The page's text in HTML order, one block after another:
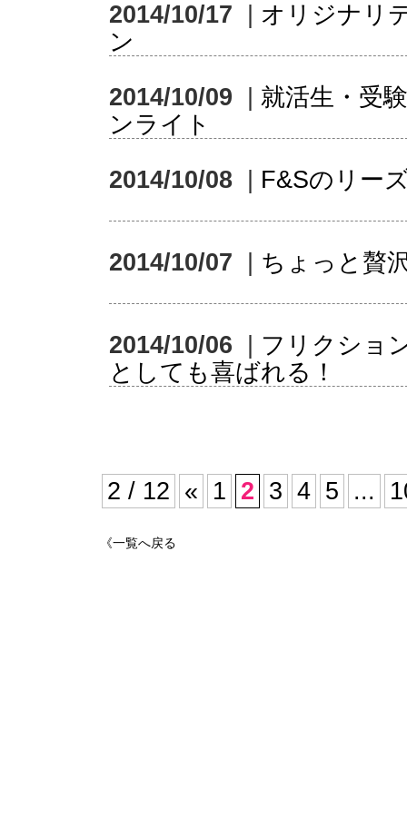
2014/10/17
オリジナリ
ン
2014/10/09
就活生・受
ンライト
2014/10/08 F&Sのリー
2014/10/07 ちょっと贅
2014/10/06
フリクショ
としても喜ばれる！
2 / 12 « 1 2 3 4 5 ...
《一覧へ戻る